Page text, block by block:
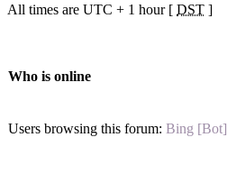
All times are UTC + 1 hour [ DST ]
Who is online
Users browsing this forum: Bing [Bot]